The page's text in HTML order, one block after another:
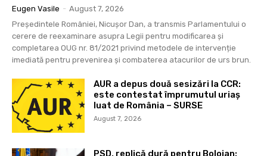
Eugen Vasile - August 7, 2026
Președintele României, Nicușor Dan, a transmis Parlamentului o
cerere de reexaminare asupra Legii pentru modificarea și
completarea OUG nr. 81/2021 privind metodele de intervenție
imediată pentru prevenirea și combaterea atacurilor de urs brun.
AUR a depus două sesizări la CCR:
este contestat împrumutul uriaș
luat de România – SURSE
August 7, 2026
PSD, replică dură pentru Bolojan: